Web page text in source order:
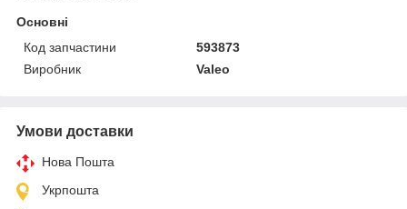
Основні
Код запчастини
593873
Виробник
Valeo
Умови доставки
Нова Пошта
Укрпошта